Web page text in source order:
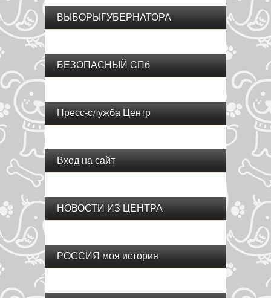
ВЫБОРЫГУБЕРНАТОРА
БЕЗОПАСНЫЙ СПб
Пресс-служба Центр
Вход на сайт
НОВОСТИ ИЗ ЦЕНТРА
РОССИЯ моя история